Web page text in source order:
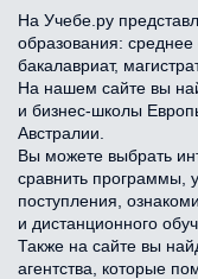
На Учебе.ру
образования: среднее
бакалавриат,
На нашем сайте вы
и бизнес-школы
Австралии.
Вы можете выбрать
сравнить программы,
поступления,
и дистанционного
Также на сайте вы
агентства, которые